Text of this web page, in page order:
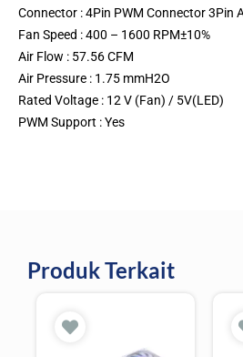
Connector : 4Pin PWM Connector 3Pin
Fan Speed : 400 – 1600 RPM±10%
Air Flow : 57.56 CFM
Air Pressure : 1.75 mmH2O
Rated Voltage : 12 V (Fan) / 5V(LED)
PWM Support : Yes
Produk Terkait